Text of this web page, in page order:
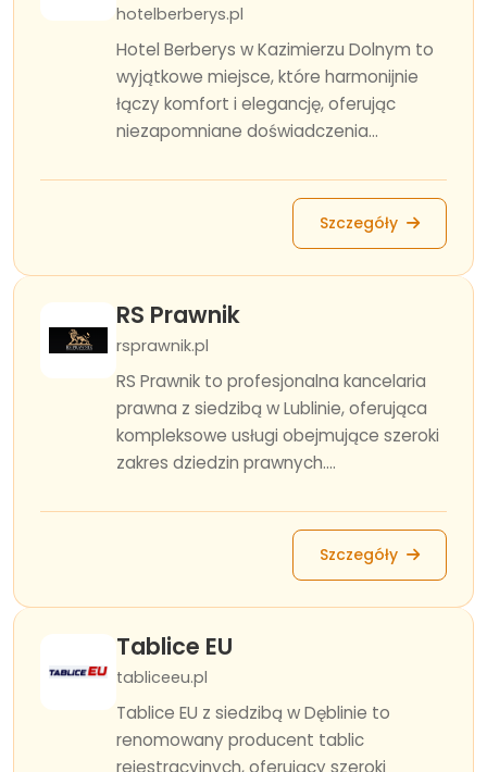
hotelberberys.pl
Hotel Berberys w Kazimierzu Dolnym to
wyjątkowe miejsce, które harmonijnie
łączy komfort i elegancję, oferując
niezapomniane doświadczenia...
Szczegóły
RS Prawnik
rsprawnik.pl
RS Prawnik to profesjonalna kancelaria
prawna z siedzibą w Lublinie, oferująca
kompleksowe usługi obejmujące szeroki
zakres dziedzin prawnych....
Szczegóły
Tablice EU
tabliceeu.pl
Tablice EU z siedzibą w Dęblinie to
renomowany producent tablic
rejestracyjnych, oferujący szeroki